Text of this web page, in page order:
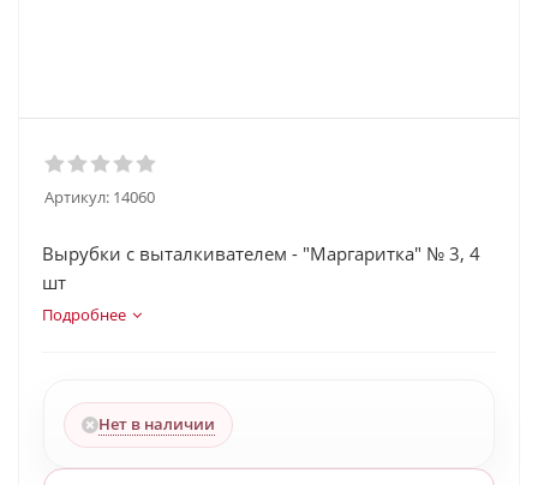
Артикул: 14060
Вырубки с выталкивателем - "Маргаритка" № 3, 4
шт
Подробнее
Нет в наличии